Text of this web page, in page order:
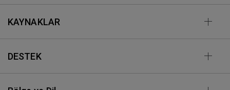
KAYNAKLAR
DESTEK